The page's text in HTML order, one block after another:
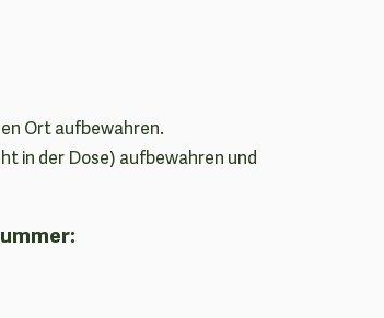
Ort aufbewahren.
in der Dose) aufbewahren und